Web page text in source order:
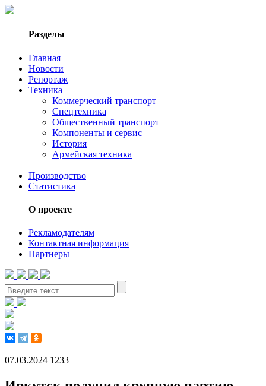
Разделы
Главная
Новости
Репортаж
Техника
Коммерческий транспорт
Спецтехника
Общественный транспорт
Компоненты и сервис
История
Армейская техника
Производство
Статистика
О проекте
Рекламодателям
Контактная информация
Партнеры
07.03.2024 1233